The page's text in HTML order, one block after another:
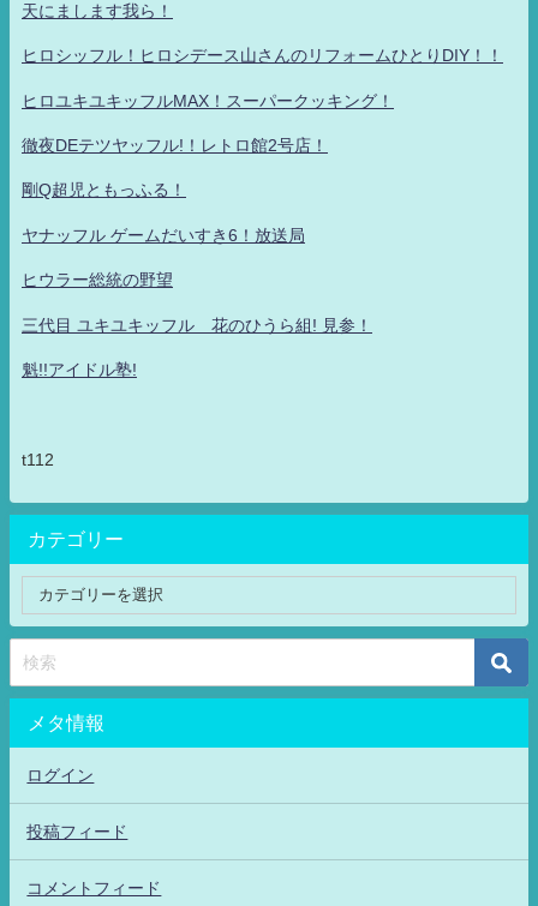
天にまします我ら！
ヒロシッフル！ヒロシデース山さんのリフォームひとりDIY！！
ヒロユキユキッフルMAX！スーパークッキング！
徹夜DEテツヤッフル!！レトロ館2号店！
剛Q超児ともっふる！
ヤナッフル ゲームだいすき6！放送局
ヒウラー総統の野望
三代目 ユキユキッフル 花のひうら組! 見参！
魁!!アイドル塾!
t112
カテゴリー
メタ情報
ログイン
投稿フィード
コメントフィード